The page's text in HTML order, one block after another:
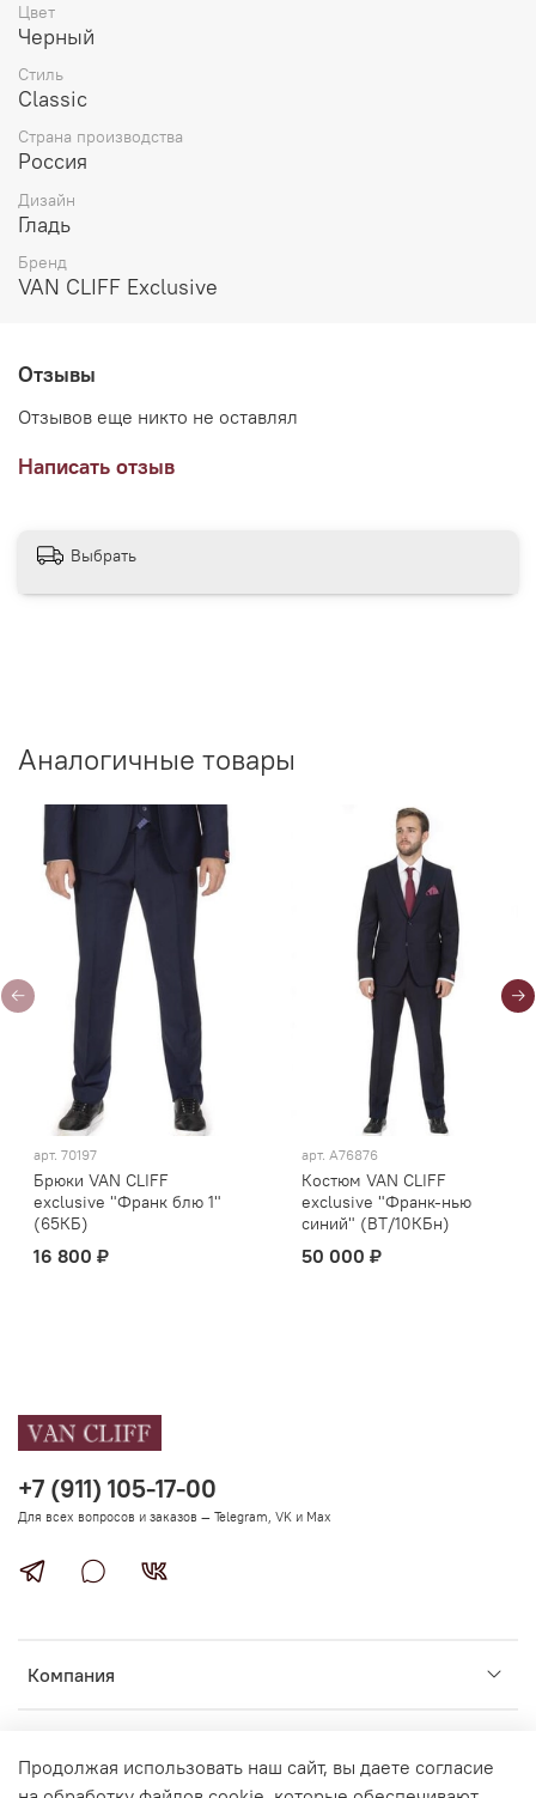
Цвет
Черный
Стиль
Classic
Страна производства
Россия
Дизайн
Гладь
Бренд
VAN CLIFF Exclusive
Отзывы
Отзывов еще никто не оставлял
Написать отзыв
Выбрать
Аналогичные товары
арт. 70197
Брюки VAN CLIFF
exclusive "Франк блю 1"
(65КБ)
16 800 ₽
арт. A76876
Костюм VAN CLIFF
exclusive "Франк-нью
синий" (ВТ/10КБн)
50 000 ₽
Компания
+7 (911) 105-17-00
Для всех вопросов и заказов — Telegram, VK и Max
Продолжая использовать наш сайт, вы даете согласие